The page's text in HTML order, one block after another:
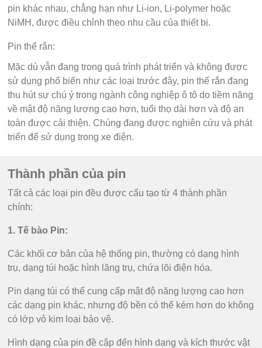
pin khác nhau, chẳng hạn như Li-ion, Li-polymer hoặc
NiMH, được điều chỉnh theo nhu cầu của thiết bị.
Pin thể rắn:
Mặc dù vẫn đang trong quá trình phát triển và không được
sử dụng phổ biến như các loại trước đây, pin thể rắn đang
thu hút sự chú ý trong ngành công nghiệp ô tô do tiềm năng
về mật độ năng lượng cao hơn, tuổi thọ dài hơn và độ an
toàn được cải thiện. Chúng đang được nghiên cứu và phát
triển để sử dụng trong xe điện.
Thành phần của pin
Tất cả các loại pin đều được cấu tạo từ 4 thành phần
chính:
1. Tế bào Pin:
Các khối cơ bản của hệ thống pin, thường có dạng hình
trụ, dạng túi hoặc hình lăng trụ, chứa lõi điện hóa.
Pin dạng túi có thể cung cấp mật độ năng lượng cao hơn
các dạng pin khác, nhưng độ bền có thể kém hơn do không
có lớp vỏ kim loại bảo vệ.
Hình dạng của pin đề cập đến hình dạng và kích thước vật